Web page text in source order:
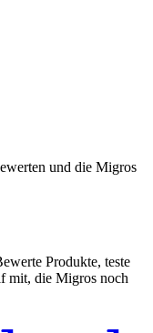
und die Migros
Produkte, teste
mit, die Migros noch